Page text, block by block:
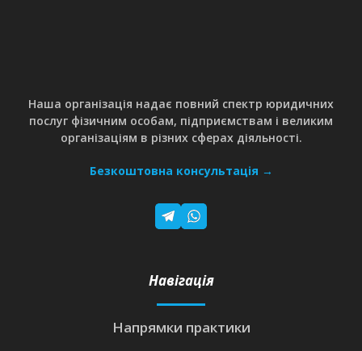
Наша організація надає повний спектр юридичних
послуг фізичним особам, підприємствам і великим
організаціям в різних сферах діяльності.
Безкоштовна консультація →
Навігація
Напрямки практики